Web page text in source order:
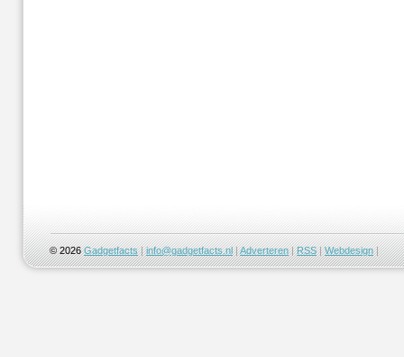
© 2026Gadgetfacts |info@gadgetfacts.nl|Adverteren|RSS|Webdesign|